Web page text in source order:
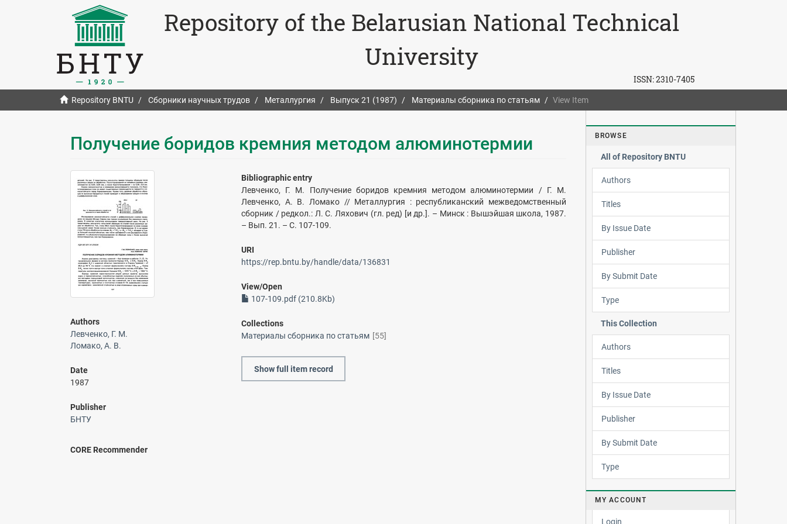
Repository of the Belarusian National Technical
University
ISSN:2310-7405
Repository BNTU Сборники научных трудов Металлургия Выпуск 21 (1987) Материалы сборника по статьям View Item
Получение боридов кремния методом алюминотермии
Authors
Левченко, Г. М.
Ломако, А. В.
Date
1987
Publisher
БНТУ
Bibliographic entry
Левченко, Г. М. Получение боридов кремния методом алюминотермии / Г. М.
Левченко, А. В. Ломако // Металлургия : республиканский межведомственный
сборник / редкол.: Л. С. Ляхович (гл. ред) [и др.]. – Минск : Вышэйшая школа, 1987.
– Вып. 21. – С. 107-109.
URI
https://rep.bntu.by/handle/data/136831
View/Open
107-109.pdf (210.8Kb)
Collections
Материалы сборника по статьям [55]
Show full item record
CORE Recommender
BROWSE
All of Repository BNTU
Authors
Titles
By Issue Date
Publisher
By Submit Date
Type
This Collection
Authors
Titles
By Issue Date
Publisher
By Submit Date
Type
MY ACCOUNT
Login